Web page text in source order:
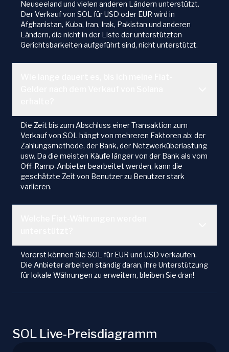
Neuseeland und vielen anderen Ländern unterstützt.
Der Verkauf von SOL für USD oder EUR wird in
Afghanistan, Kuba, Iran, Irak, Pakistan und anderen
Ländern, die nicht in der Liste der unterstützten
Gerichtsbarkeiten aufgeführt sind, nicht unterstützt.
Die Zeit bis zum Abschluss einer Transaktion zum
Verkauf von SOL hängt von mehreren Faktoren ab: der
Zahlungsmethode, der Bank, der Netzwerküberlastung
usw. Da die meisten Käufe länger von der Bank als vom
Off-Ramp-Anbieter bearbeitet werden, kann die
geschätzte Zeit von Benutzer zu Benutzer stark
variieren.
Vorerst können Sie SOL für EUR und USD verkaufen.
Die Anbieter arbeiten ständig daran, ihre Unterstützung
für lokale Währungen zu erweitern, bleiben Sie dran!
SOL Live-Preisdiagramm